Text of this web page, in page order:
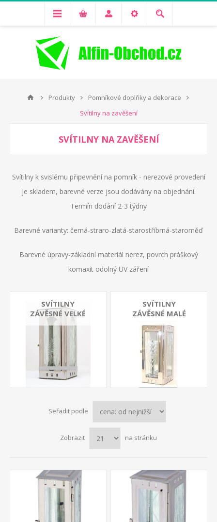
Produkty
Pomníkové doplňky a dekorace
Svítilny na zavěšení
SVÍTILNY NA ZAVĚŠENÍ
Svítilny k svislému připevnění na pomník - nerezové provedení
je skladem, barevné verze jsou dodávány na objednání.
Termín dodání 2-3 týdny
Barevné varianty: černá-straro-zlatá-starostříbrná-staroměď
Barevné úpravy-základní materiál nerez, povrch práškový
komaxit odolný UV záření
SVÍTILNY
ZÁVĚSNÉ VELKÉ
SVÍTILNY
ZÁVĚSNÉ MALÉ
Seřadit podle
Zobrazit na stránku